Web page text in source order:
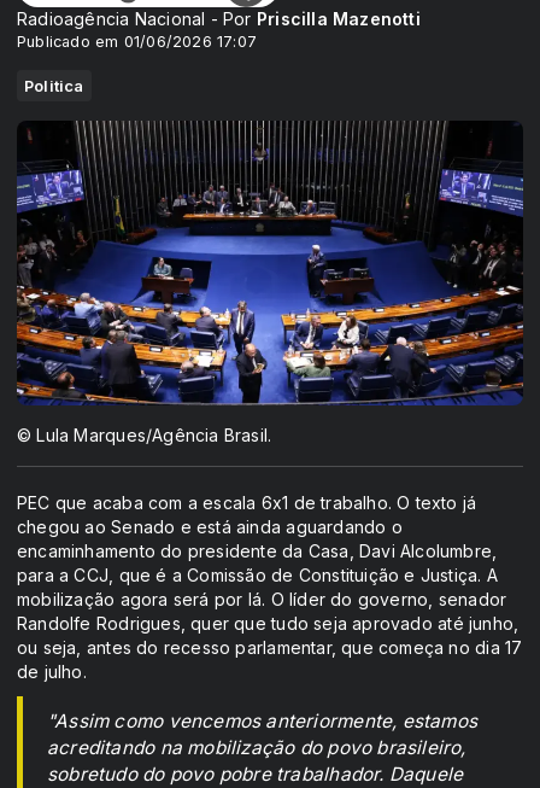
Radioagência Nacional - Por Priscilla Mazenotti
Publicado em 01/06/2026 17:07
Politica
© Lula Marques/Agência Brasil.
PEC que acaba com a escala 6x1 de trabalho. O texto já
chegou ao Senado e está ainda aguardando o
encaminhamento do presidente da Casa, Davi Alcolumbre,
para a CCJ, que é a Comissão de Constituição e Justiça. A
mobilização agora será por lá. O líder do governo, senador
Randolfe Rodrigues, quer que tudo seja aprovado até junho,
ou seja, antes do recesso parlamentar, que começa no dia 17
de julho.
"Assim como vencemos anteriormente, estamos
acreditando na mobilização do povo brasileiro,
sobretudo do povo pobre trabalhador. Daquele